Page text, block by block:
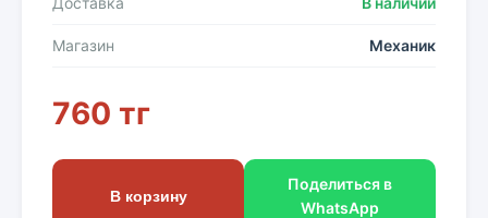
Магазин Механик
760 тг
В корзину
Поделиться в
WhatsApp